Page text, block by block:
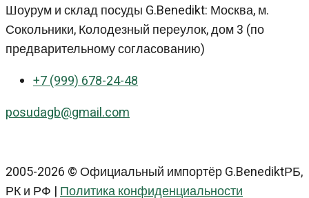
Шоурум и склад посуды G.Benedikt: Москва, м.
Сокольники, Колодезный переулок, дом 3 (по
предварительному согласованию)
+7 (999) 678-24-48
posudagb@gmail.com
2005-2026 © Официальный импортёр G.BenediktРБ,
РК и РФ |Политика конфиденциальности